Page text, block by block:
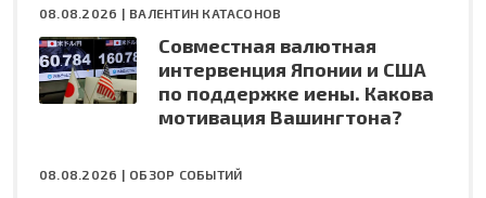
08.08.2026 | ВАЛЕНТИН КАТАСОНОВ
Совместная валютная
интервенция Японии и США
по поддержке иены. Какова
мотивация Вашингтона?
08.08.2026 | ОБЗОР СОБЫТИЙ